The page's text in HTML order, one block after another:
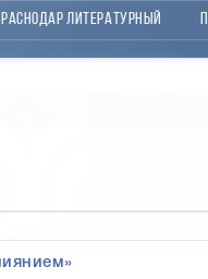
литературный